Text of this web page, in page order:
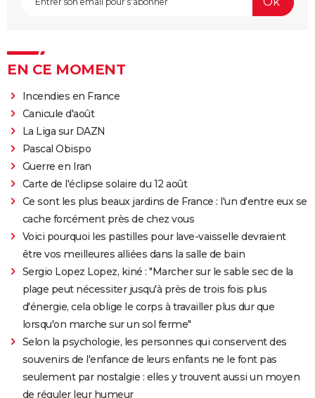
EN CE MOMENT
Incendies en France
Canicule d'août
La Liga sur DAZN
Pascal Obispo
Guerre en Iran
Carte de l'éclipse solaire du 12 août
Ce sont les plus beaux jardins de France : l'un d'entre eux se
cache forcément près de chez vous
Voici pourquoi les pastilles pour lave-vaisselle devraient
être vos meilleures alliées dans la salle de bain
Sergio Lopez Lopez, kiné : "Marcher sur le sable sec de la
plage peut nécessiter jusqu'à près de trois fois plus
d'énergie, cela oblige le corps à travailler plus dur que
lorsqu'on marche sur un sol ferme"
Selon la psychologie, les personnes qui conservent des
souvenirs de l'enfance de leurs enfants ne le font pas
seulement par nostalgie : elles y trouvent aussi un moyen
de réguler leur humeur